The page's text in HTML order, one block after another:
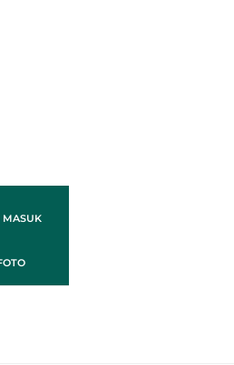
MASUK